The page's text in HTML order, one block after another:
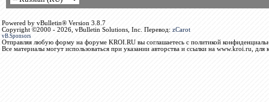
Powered by vBulletin® Version 3.8.7
Copyright ©2000 - 2026, vBulletin Solutions, Inc. Перевод: zCarot
vB.Sponsors
Отправляя любую форму на форуме KROI.RU вы соглашаетесь с политикой
Все материалы могут использоваться при указании авторства и ссылки на www.kroi.ru, для